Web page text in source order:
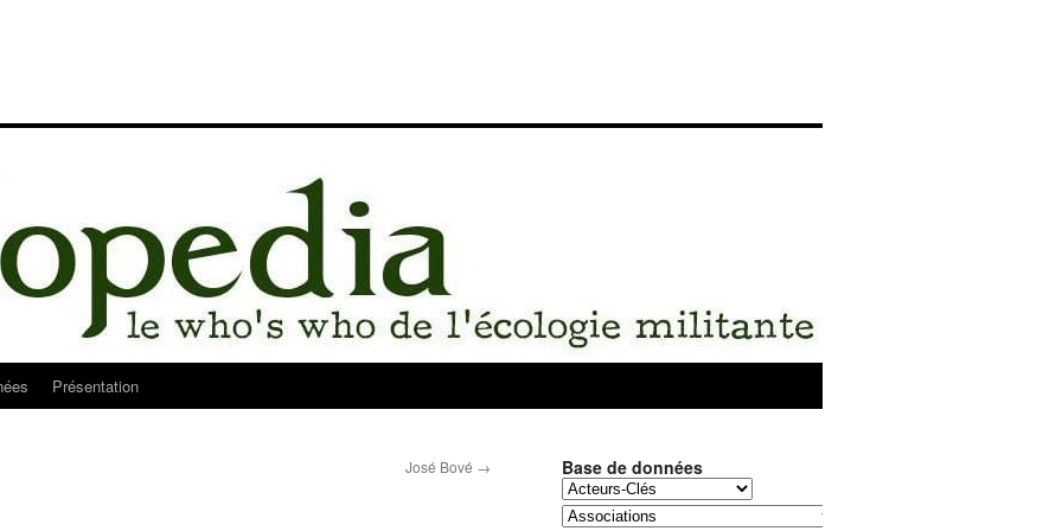
Présentation
José Bové → Base de données